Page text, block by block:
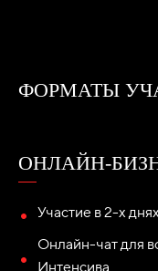
ФОРМАТЫ
ОНЛАЙН-
Участие в 2-х
Онлайн-чат для
Интенсива